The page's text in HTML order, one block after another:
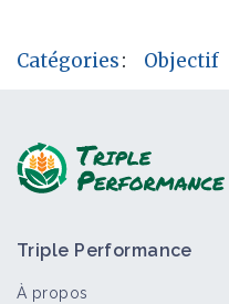
Catégories: Objectif
Triple Performance
À propos